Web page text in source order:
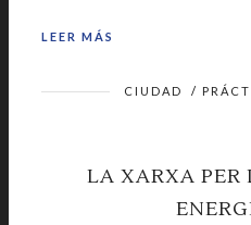
LEER MÁS
CIUDAD /
LA XARXA PER